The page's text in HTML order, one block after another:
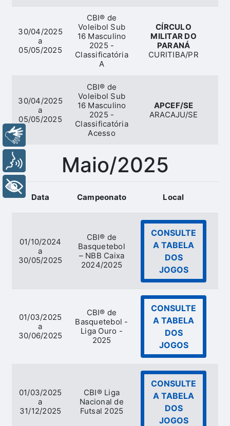
30/04/2025
a
05/05/2025
CBI® de
Voleibol Sub
16 Masculino
2025 -
Classificatória
A
CÍRCULO
MILITAR DO
PARANÁ
CURITIBA/PR
30/04/2025
a
05/05/2025
CBI® de
Voleibol Sub
16 Masculino
2025 -
Classificatória
Acesso
APCEF/SE
ARACAJU/SE
Maio/2025
Data Campeonato Local
01/10/2024
a
30/05/2025
CBI® de
Basquetebol
– NBB Caixa
2024/2025
CONSULTE
A TABELA
DOS
JOGOS
01/03/2025
a
30/06/2025
CBI® de
Basquetebol -
Liga Ouro -
2025
CONSULTE
A TABELA
DOS
JOGOS
01/03/2025
a
31/12/2025
CBI® Liga
Nacional de
Futsal 2025
CONSULTE
A TABELA
DOS
JOGOS